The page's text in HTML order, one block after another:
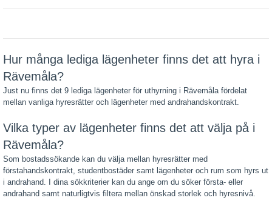
Hur många lediga lägenheter finns det att hyra i
Rävemåla?
Just nu finns det 9 lediga lägenheter för uthyrning i Rävemåla fördelat
mellan vanliga hyresrätter och lägenheter med andrahandskontrakt.
Vilka typer av lägenheter finns det att välja på i
Rävemåla?
Som bostadssökande kan du välja mellan hyresrätter med
förstahandskontrakt, studentbostäder samt lägenheter och rum som hyrs ut
i andrahand. I dina sökkriterier kan du ange om du söker första- eller
andrahand samt naturligtvis filtera mellan önskad storlek och hyresnivå.